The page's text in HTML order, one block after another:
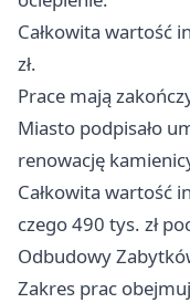
Całkowita wartość
zł.
Prace mają
Miasto podpisało
renowację
Całkowita wartość
czego 490 tys. zł
Odbudowy
Zakres prac